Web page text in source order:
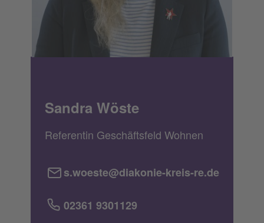
Sandra Wöste
Referentin Geschäftsfeld Wohnen
s.woeste@diakonie-kreis-re.de
02361 9301129